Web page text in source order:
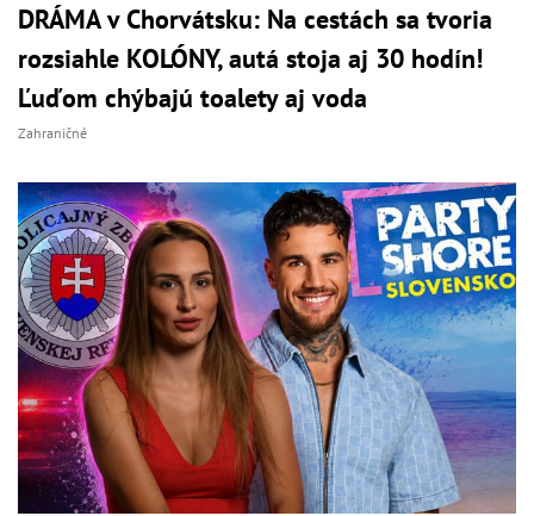
DRÁMA v Chorvátsku: Na cestách sa tvoria
rozsiahle KOLÓNY, autá stoja aj 30 hodín!
Ľuďom chýbajú toalety aj voda
Zahraničné